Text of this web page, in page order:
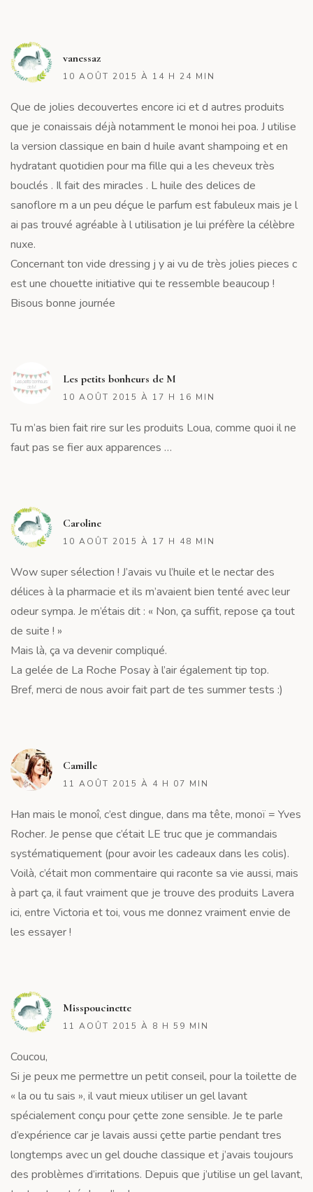
vanessaz
10 AOÛT 2015 À 14 H 24 MIN
Que de jolies decouvertes encore ici et d autres produits
que je conaissais déjà notamment le monoi hei poa. J utilise
la version classique en bain d huile avant shampoing et en
hydratant quotidien pour ma fille qui a les cheveux très
bouclés . Il fait des miracles . L huile des delices de
sanoflore m a un peu déçue le parfum est fabuleux mais je l
ai pas trouvé agréable à l utilisation je lui préfère la célèbre
nuxe.
Concernant ton vide dressing j y ai vu de très jolies pieces c
est une chouette initiative qui te ressemble beaucoup !
Bisous bonne journée
Les petits bonheurs de M
10 AOÛT 2015 À 17 H 16 MIN
Tu m’as bien fait rire sur les produits Loua, comme quoi il ne
faut pas se fier aux apparences …
Caroline
10 AOÛT 2015 À 17 H 48 MIN
Wow super sélection ! J’avais vu l’huile et le nectar des
délices à la pharmacie et ils m’avaient bien tenté avec leur
odeur sympa. Je m’étais dit : « Non, ça suffit, repose ça tout
de suite ! »
Mais là, ça va devenir compliqué.
La gelée de La Roche Posay à l’air également tip top.
Bref, merci de nous avoir fait part de tes summer tests :)
Camille
11 AOÛT 2015 À 4 H 07 MIN
Han mais le monoî, c’est dingue, dans ma tête, monoï = Yves
Rocher. Je pense que c’était LE truc que je commandais
systématiquement (pour avoir les cadeaux dans les colis).
Voilà, c’était mon commentaire qui raconte sa vie aussi, mais
à part ça, il faut vraiment que je trouve des produits Lavera
ici, entre Victoria et toi, vous me donnez vraiment envie de
les essayer !
Misspoucinette
11 AOÛT 2015 À 8 H 59 MIN
Coucou,
Si je peux me permettre un petit conseil, pour la toilette de
« la ou tu sais », il vaut mieux utiliser un gel lavant
spécialement conçu pour çette zone sensible. Je te parle
d’expérience car je lavais aussi çette partie pendant tres
longtemps avec un gel douche classique et j’avais toujours
des problèmes d’irritations. Depuis que j’utilise un gel lavant,